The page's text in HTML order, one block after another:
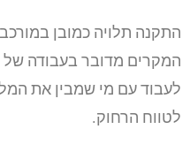
התקנה תלויה כמובן
המקרים מדובר בעבודה של
לעבוד עם מי שמבין את
לטווח הרחוק.